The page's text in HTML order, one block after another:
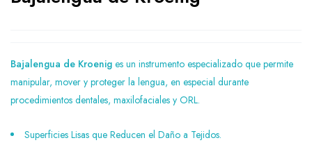
Bajalengua de Kroenig es un instrumento especializado que permite
manipular, mover y proteger la lengua, en especial durante
procedimientos dentales, maxilofaciales y ORL.
Superficies Lisas que Reducen el Daño a Tejidos.